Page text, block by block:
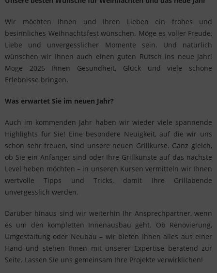
Wir möchten Ihnen und Ihren Lieben ein frohes und
besinnliches Weihnachtsfest wünschen. Möge es voller Freude,
Liebe und unvergesslicher Momente sein. Und natürlich
wünschen wir Ihnen auch einen guten Rutsch ins neue Jahr!
Möge 2025 Ihnen Gesundheit, Glück und viele schöne
Erlebnisse bringen.
Was erwartet Sie im neuen Jahr?
Auch im kommenden Jahr haben wir wieder viele spannende
Highlights für Sie! Eine besondere Neuigkeit, auf die wir uns
schon sehr freuen, sind unsere neuen Grillkurse. Ganz gleich,
ob Sie ein Anfänger sind oder Ihre Grillkünste auf das nächste
Level heben möchten – in unseren Kursen vermitteln wir Ihnen
wertvolle Tipps und Tricks, damit Ihre Grillabende
unvergesslich werden.
Darüber hinaus sind wir weiterhin Ihr Ansprechpartner, wenn
es um den kompletten Innenausbau geht. Ob Renovierung,
Umgestaltung oder Neubau – wir bieten Ihnen alles aus einer
Hand und stehen Ihnen mit unserer Expertise beratend zur
Seite. Lassen Sie uns gemeinsam Ihre Projekte verwirklichen!